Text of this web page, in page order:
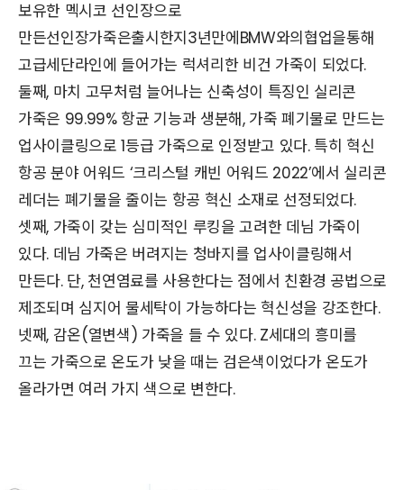
보유한 멕시코 선인장으로
만든선인장가죽은출시한지3년만에BMW와의협업을통해
고급세단라인에 들어가는 럭셔리한 비건 가죽이 되었다.
둘째, 마치 고무처럼 늘어나는 신축성이 특징인 실리콘
가죽은 99.99% 항균 기능과 생분해, 가죽 폐기물로 만드는
업사이클링으로 1등급 가죽으로 인정받고 있다. 특히 혁신
항공 분야 어워드 ‘크리스털 캐빈 어워드 2022’에서 실리콘
레더는 폐기물을 줄이는 항공 혁신 소재로 선정되었다.
셋째, 가죽이 갖는 심미적인 루킹을 고려한 데님 가죽이
있다. 데님 가죽은 버려지는 청바지를 업사이클링해서
만든다. 단, 천연염료를 사용한다는 점에서 친환경 공법으로
제조되며 심지어 물세탁이 가능하다는 혁신성을 강조한다.
넷째, 감온(열변색) 가죽을 들 수 있다. Z세대의 흥미를
끄는 가죽으로 온도가 낮을 때는 검은색이었다가 온도가
올라가면 여러 가지 색으로 변한다.